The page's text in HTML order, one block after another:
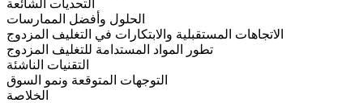
التحديات الشائعة
الحلول وأفضل الممارسات
الاتجاهات المستقبلية والابتكارات في التغليف المزدوج
تطور المواد المستدامة للتغليف المزدوج
التقنيات الناشئة
التوجهات المتوقعة ونمو السوق
الخلاصة